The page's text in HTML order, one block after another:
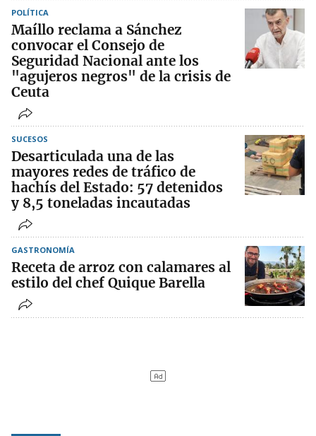
POLÍTICA
Maíllo reclama a Sánchez
convocar el Consejo de
Seguridad Nacional ante los
"agujeros negros" de la crisis de
Ceuta
SUCESOS
Desarticulada una de las
mayores redes de tráfico de
hachís del Estado: 57 detenidos
y 8,5 toneladas incautadas
GASTRONOMÍA
Receta de arroz con calamares al
estilo del chef Quique Barella